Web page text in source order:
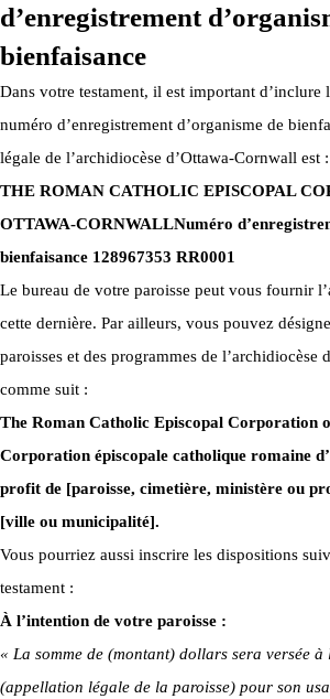
d’enregistrement
bienfaisance
Dans votre testament, il est important d’inclure
numéro d’enregistrement d’organisme de
légale de l’archidiocèse d’Ottawa-Cornwall est :
THE ROMAN CATHOLIC EPISCOPAL
OTTAWA-CORNWALLNuméro
bienfaisance 128967353 RR0001
Le bureau de votre paroisse peut vous fournir
cette dernière. Par ailleurs, vous pouvez
paroisses et des programmes de l’archidiocèse
comme suit :
The Roman Catholic Episcopal Corporation
Corporation épiscopale catholique romaine
profit de [paroisse, cimetière, ministère ou
[ville ou municipalité].
Vous pourriez aussi inscrire les dispositions
testament :
À l’intention de votre paroisse :
« La somme de (montant) dollars sera versée
(appellation légale de la paroisse) pour son